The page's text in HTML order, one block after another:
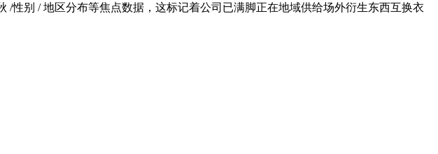
别 / 地区分布等焦点数据，这标记着公司已满脚正在地域供给场外衍生东西互换衣